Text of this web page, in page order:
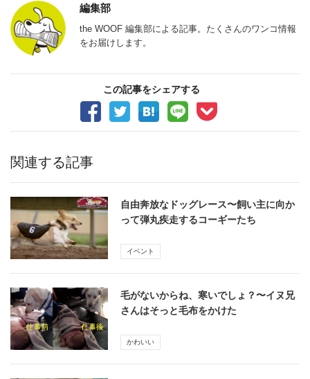
編集部
the WOOF 編集部による記事。たくさんのワンコ情報
をお届けします。
この記事をシェアする
関連する記事
自由奔放なドッグレース〜飼い主に向か
って弾丸疾走するコーギーたち
イベント
毛がないからね、寒いでしょ？〜イヌ兄
さんはそっと毛布をかけた
かわいい